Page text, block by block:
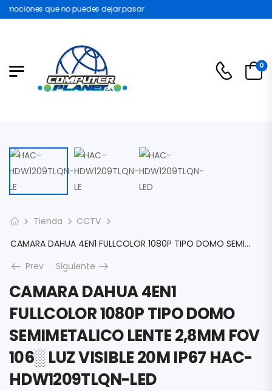
que no puedes dejar pasar
0
Tienda
CCTV
CAMARA DAHUA 4EN1 FULLCOLOR 1080P TIPO DOMO SEMIMETALICO LENTE 2,8MM FOV 106░ LUZ VISIBLE 20M IP67 HAC-HDW1209TLQN-LED
Prev
Siguiente
CAMARA DAHUA 4EN1
FULLCOLOR 1080P TIPO DOMO
SEMIMETALICO LENTE 2,8MM FOV
106░ LUZ VISIBLE 20M IP67 HAC-
HDW1209TLQN-LED